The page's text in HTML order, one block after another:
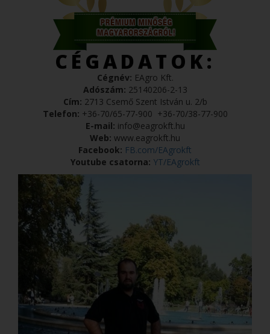
CÉGADATOK:
Cégnév: EAgro Kft.
Adószám: 25140206-2-13
Cím: 2713 Csemő Szent István u. 2/b
Telefon: +36-70/65-77-900 +36-70/38-77-900
E-mail: info@eagrokft.hu
Web: www.eagrokft.hu
Facebook: FB.com/EAgrokft
Youtube csatorna: YT/EAgrokft